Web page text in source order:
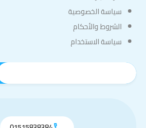
سياسة الخصوصية
الشروط والأحكام
سياسة الاستخدام